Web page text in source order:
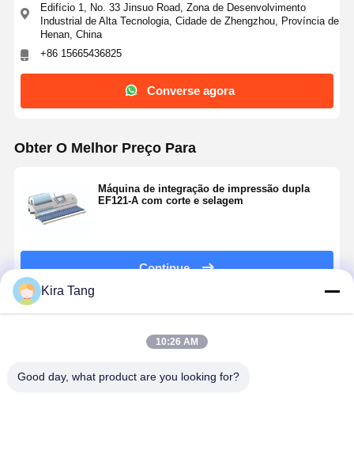
Edifício 1, No. 33 Jinsuo Road, Zona de Desenvolvimento
Industrial de Alta Tecnologia, Cidade de Zhengzhou, Província de
Henan, China
+86 15665436825
Converse agora
Obter O Melhor Preço Para
Máquina de integração de impressão dupla
EF121-A com corte e selagem
Continue
Kira Tang
10:26 AM
Good day, what product are you looking for?